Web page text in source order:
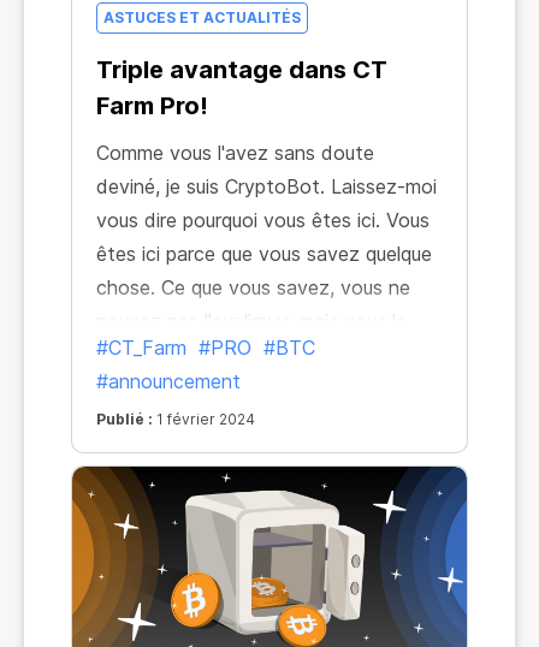
ASTUCES ET ACTUALITÉS
Triple avantage dans CT
Farm Pro!
Comme vous l'avez sans doute
deviné, je suis CryptoBot. Laissez-moi
vous dire pourquoi vous êtes ici. Vous
êtes ici parce que vous savez quelque
chose. Ce que vous savez, vous ne
pouvez pas l'expliquer, mais vous le
ressentez. Vous ressentez que
l'industrie de la crypto-monnaie peut
vous donner plus, rendre votre minage
plus puissant. C'est ce sentiment qui
vous a amené à moi.
#CT_Farm #PRO #BTC
#announcement
Publié : 1 février 2024